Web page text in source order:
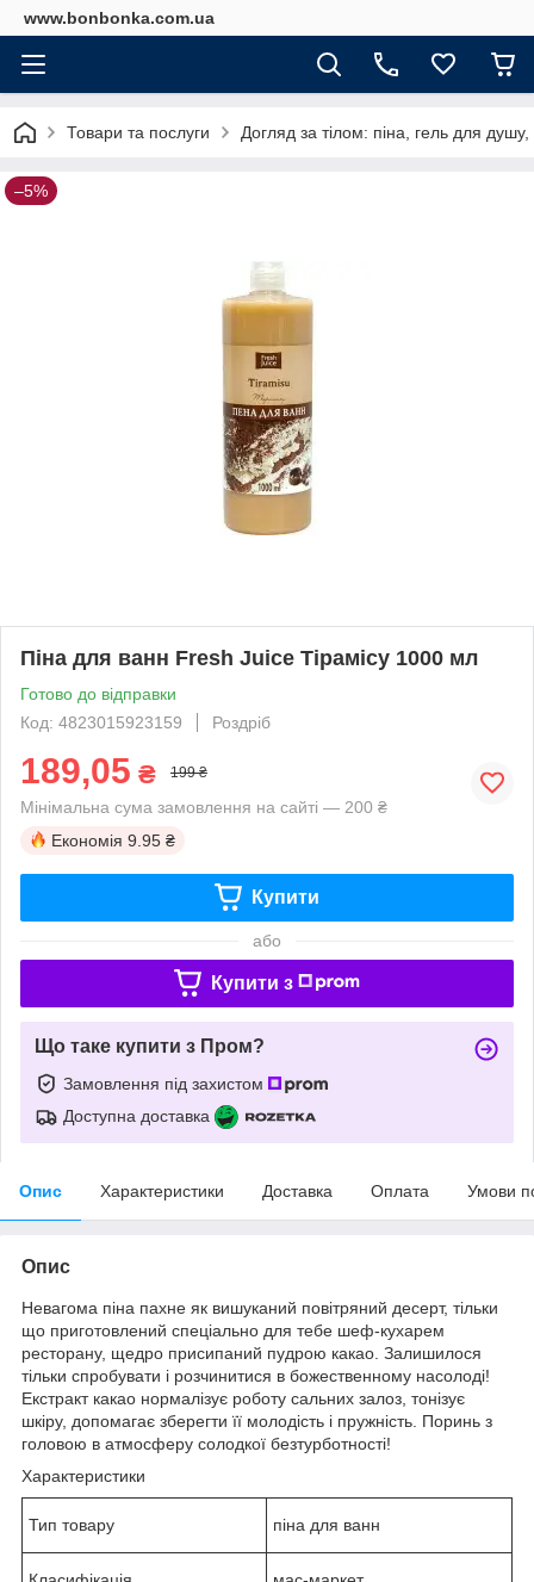
www.bonbonka.com.ua
Товари та послуги Догляд за тілом: піна, гель для
–5%
Піна для ванн Fresh Juice Тірамісу 1000 мл
Готово до відправки
Код: 4823015923159
Роздріб
189,05 ₴ 199 ₴
Мінімальна сума замовлення на сайті — 200 ₴
Економія 9.95 ₴
Купити
або
Купити з
Що таке купити з Пром?
Замовлення під захистом
Доступна доставка
Опис Характеристики Доставка Оплата Умови
Опис
Невагома піна пахне як вишуканий повітряний десерт, тільки
що приготовлений спеціально для тебе шеф-кухарем
ресторану, щедро присипаний пудрою какао. Залишилося
тільки спробувати і розчинитися в божественному насолоді!
Екстракт какао нормалізує роботу сальних залоз, тонізує
шкіру, допомагає зберегти її молодість і пружність. Поринь з
головою в атмосферу солодкої безтурботності!
Характеристики
Тип товару піна для ванн